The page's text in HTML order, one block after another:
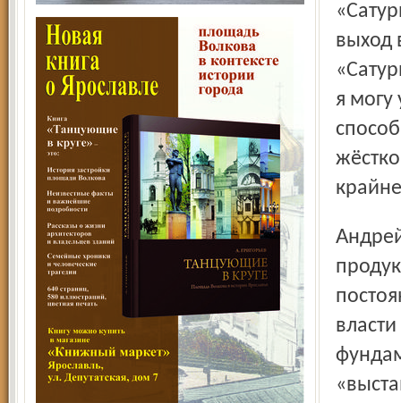
выход
я могу
Андрей Кокошин рассказал и о работе по продвижению